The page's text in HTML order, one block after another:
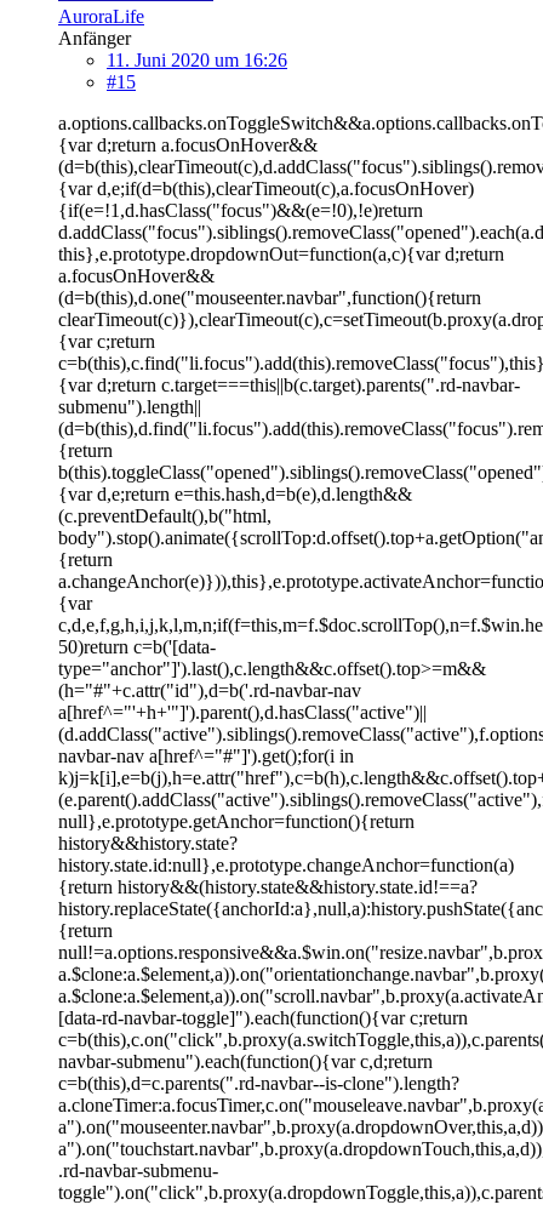
AuroraLife
Anfänger
11. Juni 2020 um 16:26
#15
{var d;return a.focusOnHover&&
{var d,e;if(d=b(this),clearTimeout(c),a.focusOnHover)
{if(e=!1,d.hasClass("focus")&&(e=!0),!e)return
this},e.prototype.dropdownOut=function(a,c){var d;return
a.focusOnHover&&
(d=b(this),d.one("mouseenter.navbar",function(){return
{var c;return
{var d;return c.target===this||b(c.target).parents(".rd-navbar-
submenu").length||
{return
{var d,e;return e=this.hash,d=b(e),d.length&&
(c.preventDefault(),b("html,
{return
{var
50)return c=b('[data-
type="anchor"]').last(),c.length&&c.offset().top>=m&&
(h="#"+c.attr("id"),d=b('.rd-navbar-nav
a[href^="'+h+'"]').parent(),d.hasClass("active")||
navbar-nav a[href^="#"]').get();for(i in
null},e.prototype.getAnchor=function(){return
history&&history.state?
history.state.id:null},e.prototype.changeAnchor=function(a)
{return history&&(history.state&&history.state.id!==a?
{return
[data-rd-navbar-toggle]").each(function(){var c;return
navbar-submenu").each(function(){var c,d;return
c=b(this),d=c.parents(".rd-navbar--is-clone").length?
.rd-navbar-submenu-